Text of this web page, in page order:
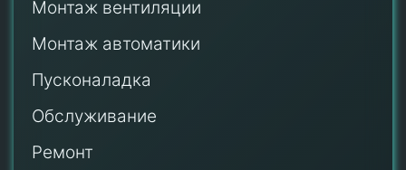
Монтаж вентиляции
Монтаж автоматики
Пусконаладка
Обслуживание
Ремонт